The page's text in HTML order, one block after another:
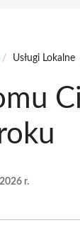
/ Usługi Lokalne
r.